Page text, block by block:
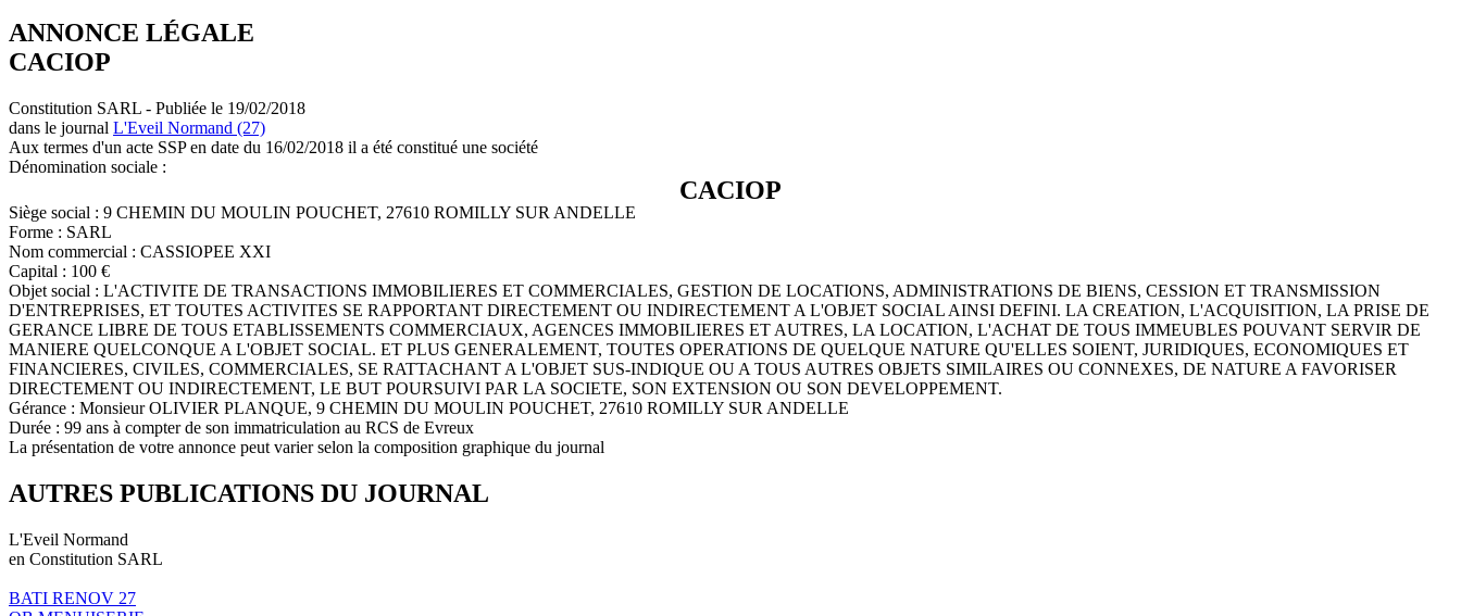
ANNONCE LÉGALE
CACIOP
Constitution SARL - Publiée le 19/02/2018
dans le journal L'Eveil Normand (27)
Aux termes d'un acte SSP en date du 16/02/2018 il a été constitué une société
Dénomination sociale :
CACIOP
Siège social : 9 CHEMIN DU MOULIN POUCHET, 27610 ROMILLY SUR ANDELLE
Forme : SARL
Nom commercial : CASSIOPEE XXI
Capital : 100 €
Objet social : L'ACTIVITE DE TRANSACTIONS IMMOBILIERES ET COMMERCIALES, GESTION DE LOCATIONS, ADMINISTRATIONS DE BIENS, CESSION ET TRANSMISSION
D'ENTREPRISES, ET TOUTES ACTIVITES SE RAPPORTANT DIRECTEMENT OU INDIRECTEMENT A L'OBJET SOCIAL AINSI DEFINI. LA CREATION, L'ACQUISITION, LA PRISE DE
GERANCE LIBRE DE TOUS ETABLISSEMENTS COMMERCIAUX, AGENCES IMMOBILIERES ET AUTRES, LA LOCATION, L'ACHAT DE TOUS IMMEUBLES POUVANT SERVIR DE
MANIERE QUELCONQUE A L'OBJET SOCIAL. ET PLUS GENERALEMENT, TOUTES OPERATIONS DE QUELQUE NATURE QU'ELLES SOIENT, JURIDIQUES, ECONOMIQUES ET
FINANCIERES, CIVILES, COMMERCIALES, SE RATTACHANT A L'OBJET SUS-INDIQUE OU A TOUS AUTRES OBJETS SIMILAIRES OU CONNEXES, DE NATURE A FAVORISER
DIRECTEMENT OU INDIRECTEMENT, LE BUT POURSUIVI PAR LA SOCIETE, SON EXTENSION OU SON DEVELOPPEMENT.
Gérance : Monsieur OLIVIER PLANQUE, 9 CHEMIN DU MOULIN POUCHET, 27610 ROMILLY SUR ANDELLE
Durée : 99 ans à compter de son immatriculation au RCS de Evreux
La présentation de votre annonce peut varier selon la composition graphique du journal
AUTRES PUBLICATIONS DU JOURNAL
L'Eveil Normand
en Constitution SARL
BATI RENOV 27